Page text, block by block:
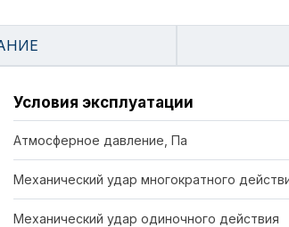
Условия эксплуатации
Атмосферное давление, Па
Механический удар многократного
Механический удар одиночного действия